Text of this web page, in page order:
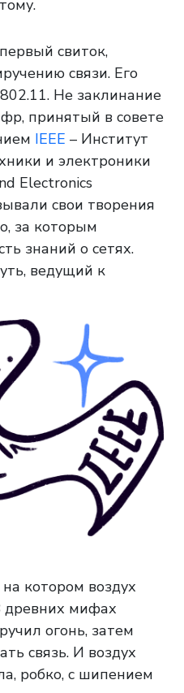
свиток,
связи. Его
Не заклинание
принятый в совете
IEEE – Институт
и электроники
Electronics
свои творения
за которым
знаний о сетях.
ведущий к
котором воздух
древних мифах
огонь, затем
связь. И воздух
робко, с шипением